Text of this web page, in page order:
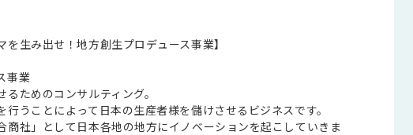
を生み出せ！地方創生プロデュース事業】
事業
ためのコンサルティング。
行うことによって日本の生産者様を儲けさせるビジネスです。
商社」として日本各地の地方にイノベーションを起こしていきま